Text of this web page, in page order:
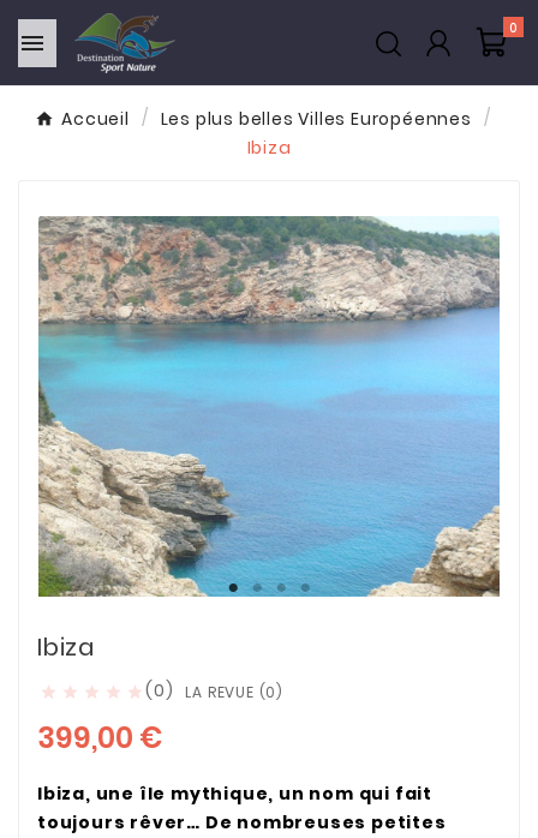

0
Accueil
Les plus belles Villes Européennes
Ibiza
Ibiza
     (0) LA REVUE (0)
399,00 €
Ibiza, une île mythique, un nom qui fait
toujours rêver… De nombreuses petites